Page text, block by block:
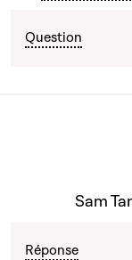
Question
Sam
Réponse